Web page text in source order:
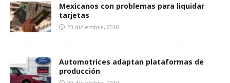
Mexicanos con problemas para liquidar
tarjetas
23 diciembre, 2010
Automotrices adaptan plataformas de
producción